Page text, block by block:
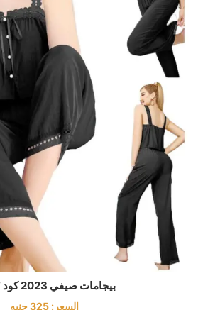
بيجامات صيفي 2023 كود 4807
السعر:325 جنيه